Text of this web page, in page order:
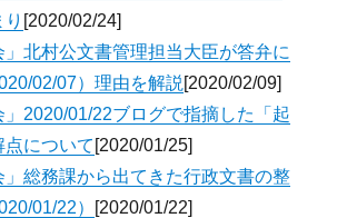
[2020/02/24]
」北村公文書管理担当大臣が答弁に
02/07）理由を解説 [2020/02/09]
」2020/01/22ブログで指摘した「起
について [2020/01/25]
」総務課から出てきた行政文書の整
01/22） [2020/01/22]